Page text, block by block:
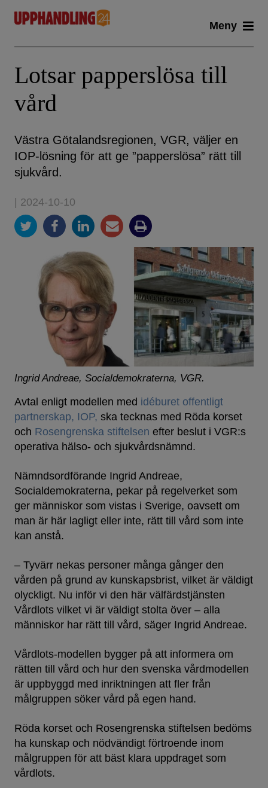
content
Meny
Lotsar papperslösa till
vård
Västra Götalandsregionen, VGR, väljer en
IOP-lösning för att ge ”papperslösa” rätt till
sjukvård.
| 2024-10-10
Ingrid Andreae, Socialdemokraterna, VGR.
Avtal enligt modellen med idéburet offentligt
partnerskap, IOP, ska tecknas med Röda korset
och Rosengrenska stiftelsen efter beslut i VGR:s
operativa hälso- och sjukvårdsnämnd.
Nämndsordförande Ingrid Andreae,
Socialdemokraterna, pekar på regelverket som
ger människor som vistas i Sverige, oavsett om
man är här lagligt eller inte, rätt till vård som inte
kan anstå.
– Tyvärr nekas personer många gånger den
vården på grund av kunskapsbrist, vilket är väldigt
olyckligt. Nu inför vi den här välfärdstjänsten
Vårdlots vilket vi är väldigt stolta över – alla
människor har rätt till vård, säger Ingrid Andreae.
Vårdlots-modellen bygger på att informera om
rätten till vård och hur den svenska vårdmodellen
är uppbyggd med inriktningen att fler från
målgruppen söker vård på egen hand.
Röda korset och Rosengrenska stiftelsen bedöms
ha kunskap och nödvändigt förtroende inom
målgruppen för att bäst klara uppdraget som
vårdlots.